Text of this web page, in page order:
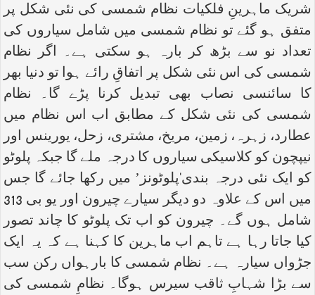
شریک ماہرینِ فلکیات نظام شمسی کی نئی شکل پر
متفق ہو گئے تو نظام شمسی میں شامل سیاروں کی
تعداد نو سے بڑھ کر بارہ ہو سکتی ہے۔ اگر نظام
شمسی کی اس نئی شکل پر اتفاقِ رائے ہوا تو دنیا بھر
کا سائنسی نصاب بھی تبدیل کرنا پڑے گا۔ نظام
شمسی کی نئی شکل کے مطابق اب اس نظام میں
عطارد، زہرہ، زمین، مریخ، مشتری، زحل، یورینس اور
نیپچون کو کلاسیکی سیاروں کا درجہ ملے گا جبکہ پلوٹو
کو ایک نئی درجہ بندی‘پلوٹونز’ میں رکھا جائے گا جس
میں اس کے علاوہ دو دیگر سیارے چیرون اور یو بی 313
شامل ہوں گے۔ چیرون کو اب تک پلوٹو کا چاند تصور
کیا جاتا رہا ہے تاہم اب ماہرین کا کہنا ہے کہ یہ ایک
جڑواں سیارہ ہے۔ نظام شمسی کا بارہواں رکن سب
سے بڑا شہابِ ثاقب سیرس ہوگا۔ نظامِ شمسی کی